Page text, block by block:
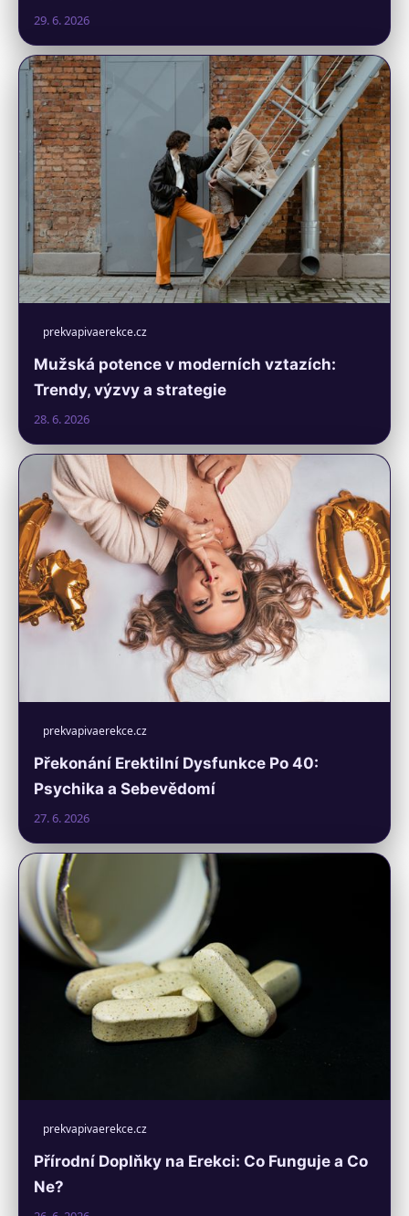
29. 6. 2026
prekvapivaerekce.cz
Mužská potence v moderních vztazích:
Trendy, výzvy a strategie
28. 6. 2026
prekvapivaerekce.cz
Překonání Erektilní Dysfunkce Po 40:
Psychika a Sebevědomí
27. 6. 2026
prekvapivaerekce.cz
Přírodní Doplňky na Erekci: Co Funguje a Co
Ne?